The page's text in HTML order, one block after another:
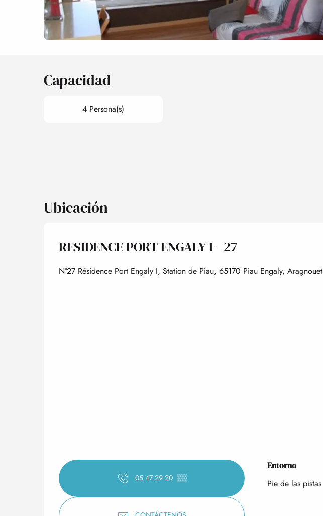
Capacidad
4 Persona(s)
Ubicación
RESIDENCE PORT ENGALY I - 27
N°27 Résidence Port Engaly I, Station de Piau, 65170 Piau Engaly, Aragnouet
05 47 29 20 ▒▒
Entorno
Entorno
Pie de las pistas